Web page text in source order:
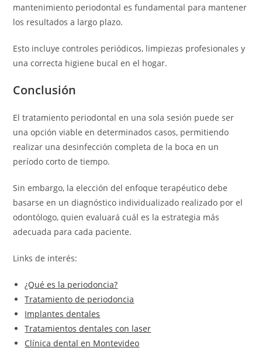
mantenimiento periodontal es fundamental para mantener
los resultados a largo plazo.
Esto incluye controles periódicos, limpiezas profesionales y
una correcta higiene bucal en el hogar.
Conclusión
El tratamiento periodontal en una sola sesión puede ser
una opción viable en determinados casos, permitiendo
realizar una desinfección completa de la boca en un
período corto de tiempo.
Sin embargo, la elección del enfoque terapéutico debe
basarse en un diagnóstico individualizado realizado por el
odontólogo, quien evaluará cuál es la estrategia más
adecuada para cada paciente.
Links de interés:
¿Qué es la periodoncia?
Tratamiento de periodoncia
Implantes dentales
Tratamientos dentales con laser
Clínica dental en Montevideo